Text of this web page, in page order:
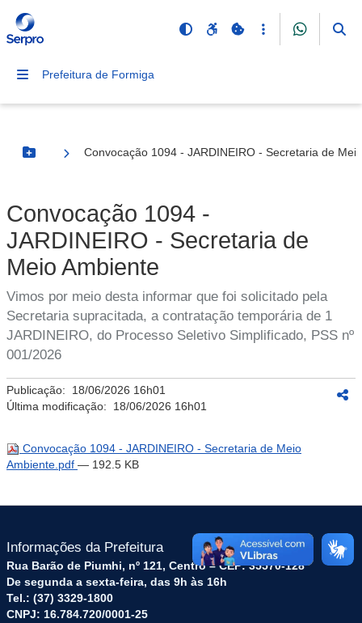
Prefeitura de Formiga
Botão Menu
Convocação 1094 - JARDINEIRO - Secretaria de
Convocação 1094 -
JARDINEIRO - Secretaria de
Meio Ambiente
Vimos por meio desta informar que foi solicitado pela
Secretaria supracitada, a contratação temporária de 1
JARDINEIRO, do Processo Seletivo Simplificado, PSS nº
001/2026
Publicação: 18/06/2026 16h01
Última modificação: 18/06/2026 16h01
Convocação 1094 - JARDINEIRO - Secretaria de Meio
Ambiente.pdf — 192.5 KB
Informações da Prefeitura
Rua Barão de Piumhi, nº 121, Centro – CEP: 35570-128
De segunda a sexta-feira, das 9h às 16h
Tel.: (37) 3329-1800
CNPJ: 16.784.720/0001-25